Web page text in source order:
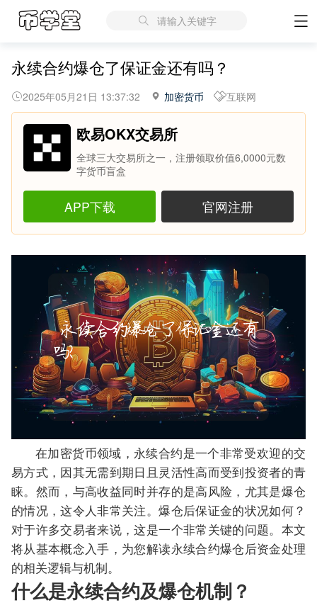
请输入关键字
永续合约爆仓了保证金还有吗？
2025年05月21日 13:37:32 加密货币 互联网
欧易OKX交易所
全球三大交易所之一，注册领取价值6,0000元数
字货币盲盒
APP下载 官网注册
在加密货币领域，永续合约是一个非常受欢迎的交
易方式，因其无需到期日且灵活性高而受到投资者的青
睐。然而，与高收益同时并存的是高风险，尤其是爆仓
的情况，这令人非常关注。爆仓后保证金的状况如何？
对于许多交易者来说，这是一个非常关键的问题。本文
将从基本概念入手，为您解读永续合约爆仓后资金处理
的相关逻辑与机制。
什么是永续合约及爆仓机制？